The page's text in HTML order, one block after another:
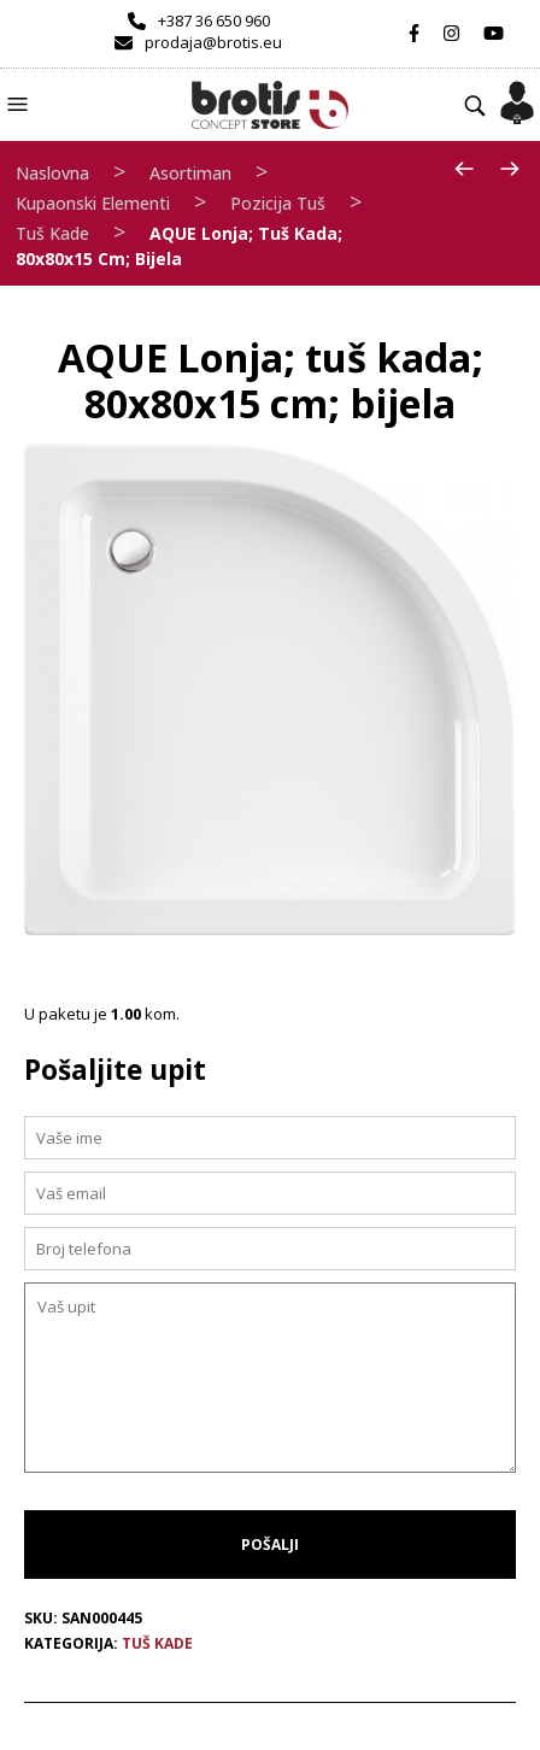
+387 36 650 960
prodaja@brotis.eu
Naslovna > Asortiman >
Kupaonski Elementi > Pozicija Tuš >
Tuš Kade >
AQUE Lonja; Tuš Kada;
80x80x15 Cm; Bijela
AQUE Lonja; tuš kada;
80x80x15 cm; bijela
U paketu je 1.00kom.
Pošaljite upit
SKU: SAN000445
KATEGORIJA: TUŠ KADE